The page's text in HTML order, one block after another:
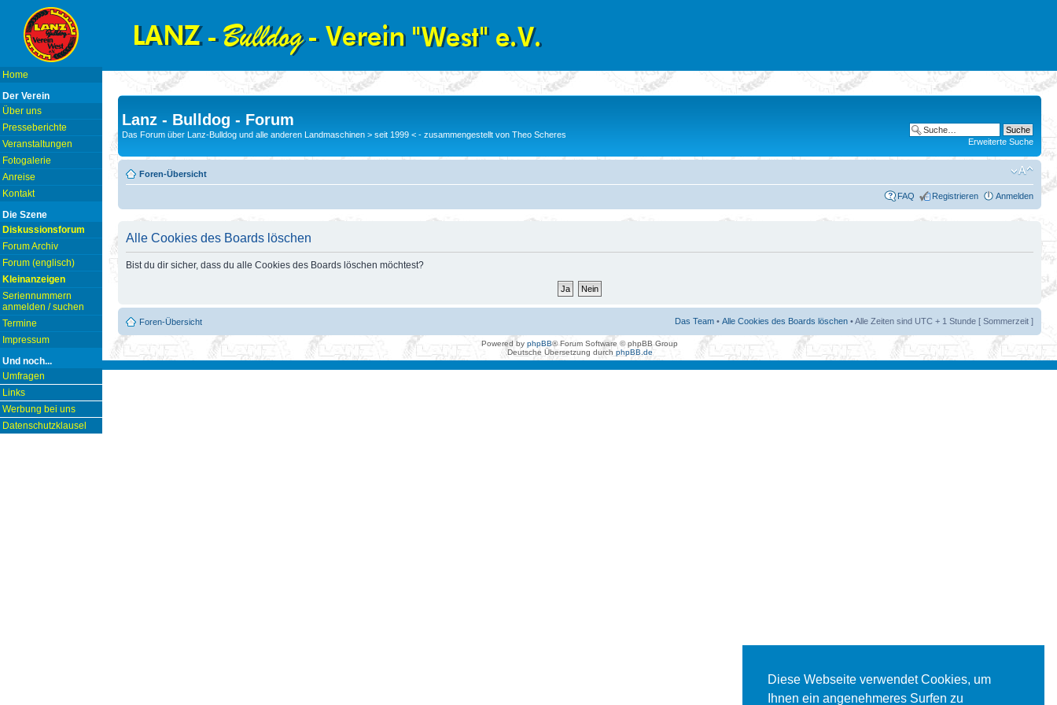
Diese Webseite verwendet Cookies, um
Ihnen ein angenehmeres Surfen zu
Home
Der Verein
Über uns
Presseberichte
Veranstaltungen
Fotogalerie
Anreise
Kontakt
Die Szene
Diskussionsforum
Forum Archiv
Forum (englisch)
Kleinanzeigen
Seriennummern
anmelden / suchen
Termine
Impressum
Und noch...
Umfragen
Links
Werbung bei uns
Datenschutzklausel
Lanz - Bulldog - Forum
Das Forum über Lanz-Bulldog und alle anderen Landmaschinen > seit 1999 < - zusammengestellt von Theo Scheres
Erweiterte Suche
Foren-Übersicht
FAQ Registrieren Anmelden
Alle Cookies des Boards löschen
Bist du dir sicher, dass du alle Cookies des Boards löschen möchtest?
Foren-Übersicht Das Team • Alle Cookies des Boards löschen • Alle Zeiten sind UTC + 1 Stunde [ Sommerzeit ]
Powered by phpBB® Forum Software © phpBB Group
Deutsche Übersetzung durch phpBB.de